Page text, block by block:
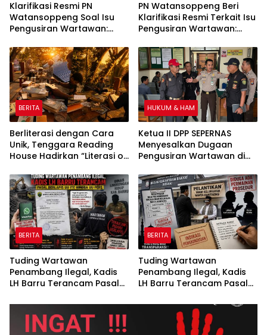
Klarifikasi Resmi PN
Watansoppeng Soal Isu
Pengusiran Wartawan:
Penertiban Fasilitas PTSP
PN Watansoppeng Beri
Klarifikasi Resmi Terkait Isu
Pengusiran Wartawan:
Penertiban Fasilitas PTSP
BERITA
Berliterasi dengan Cara
Unik, Tenggara Reading
House Hadirkan “Literasi on
Atas Atap Sembari
Menikmati Senja
HUKUM & HAM
Ketua II DPP SEPERNAS
Menyesalkan Dugaan
Pengusiran Wartawan di
Redaksi Siapkan Surat
Konfirmasi
BERITA
Tuding Wartawan
Penambang Ilegal, Kadis
LH Barru Terancam Pasal
Pers
BERITA
Tuding Wartawan
Penambang Ilegal, Kadis
LH Barru Terancam Pasal
Pers